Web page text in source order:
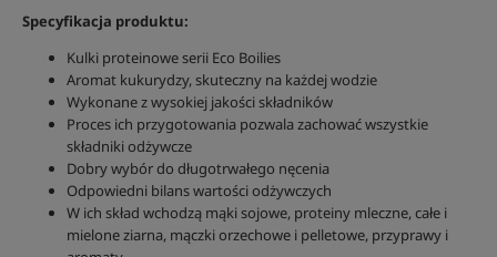
Specyfikacja produktu:
Kulki proteinowe serii Eco Boilies
Aromat kukurydzy, skuteczny na każdej wodzie
Wykonane z wysokiej jakości składników
Proces ich przygotowania pozwala zachować wszystkie
składniki odżywcze
Dobry wybór do długotrwałego nęcenia
Odpowiedni bilans wartości odżywczych
W ich skład wchodzą mąki sojowe, proteiny mleczne, całe i
mielone ziarna, mączki orzechowe i pelletowe, przyprawy i